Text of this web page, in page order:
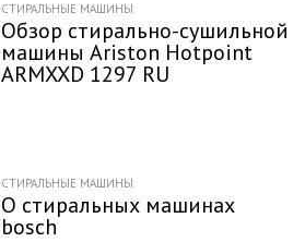
СТИРАЛЬНЫЕ МАШИНЫ
Обзор стирально-сушильной
машины Ariston Hotpoint
ARMXXD 1297 RU
СТИРАЛЬНЫЕ МАШИНЫ
О стиральных машинах
bosch